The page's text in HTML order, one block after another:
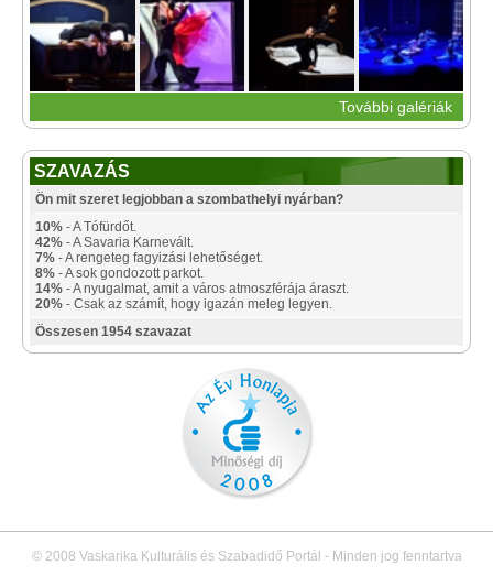
További galériák
SZAVAZÁS
Ön mit szeret legjobban a szombathelyi nyárban?
10% - A Tófürdőt.
42% - A Savaria Karnevált.
7% - A rengeteg fagyizási lehetőséget.
8% - A sok gondozott parkot.
14% - A nyugalmat, amit a város atmoszférája áraszt.
20% - Csak az számít, hogy igazán meleg legyen.
Összesen 1954 szavazat
© 2008 Vaskarika Kulturális és Szabadidő Portál - Minden jog fenntartva